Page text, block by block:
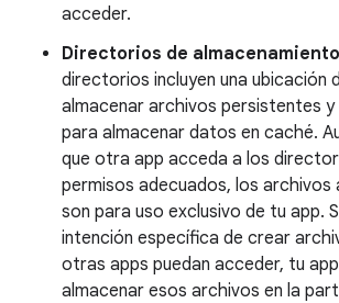
acceder.
Directorios de
directorios incluyen una ubicación
almacenar archivos persistentes
para almacenar datos en caché.
que otra app acceda a los
permisos adecuados, los archivos
son para uso exclusivo de tu app.
intención específica de crear
otras apps puedan acceder, tu
almacenar esos archivos en la